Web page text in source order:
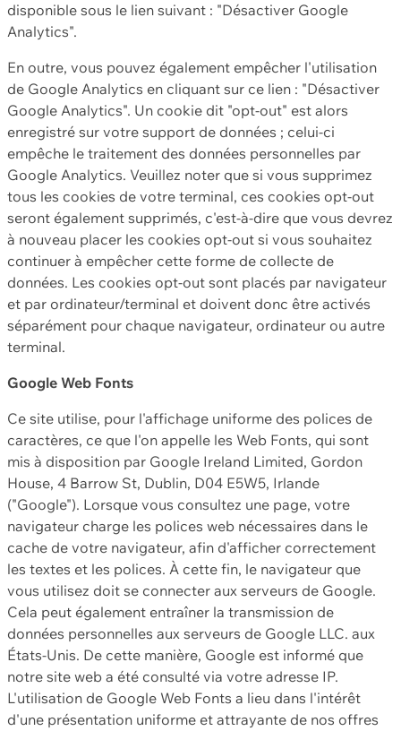
disponible sous le lien suivant : "Désactiver Google
Analytics".
En outre, vous pouvez également empêcher l'utilisation
de Google Analytics en cliquant sur ce lien : "Désactiver
Google Analytics". Un cookie dit "opt-out" est alors
enregistré sur votre support de données ; celui-ci
empêche le traitement des données personnelles par
Google Analytics. Veuillez noter que si vous supprimez
tous les cookies de votre terminal, ces cookies opt-out
seront également supprimés, c'est-à-dire que vous devrez
à nouveau placer les cookies opt-out si vous souhaitez
continuer à empêcher cette forme de collecte de
données. Les cookies opt-out sont placés par navigateur
et par ordinateur/terminal et doivent donc être activés
séparément pour chaque navigateur, ordinateur ou autre
terminal.
Google Web Fonts
Ce site utilise, pour l'affichage uniforme des polices de
caractères, ce que l'on appelle les Web Fonts, qui sont
mis à disposition par Google Ireland Limited, Gordon
House, 4 Barrow St, Dublin, D04 E5W5, Irlande
("Google"). Lorsque vous consultez une page, votre
navigateur charge les polices web nécessaires dans le
cache de votre navigateur, afin d'afficher correctement
les textes et les polices. À cette fin, le navigateur que
vous utilisez doit se connecter aux serveurs de Google.
Cela peut également entraîner la transmission de
données personnelles aux serveurs de Google LLC. aux
États-Unis. De cette manière, Google est informé que
notre site web a été consulté via votre adresse IP.
L'utilisation de Google Web Fonts a lieu dans l'intérêt
d'une présentation uniforme et attrayante de nos offres